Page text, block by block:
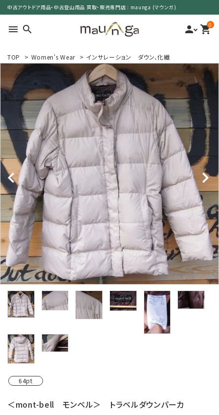
中古アウトドア用品・中古登山用品 買取・販売専門店 : maunga (マウンガ)
menu search person 0
shopping_cart
search
カテゴリーで選ぶ
サイズで選ぶ
特集で選ぶ
価格で選ぶ
買取案内
レンタル・修理
店舗情報
POLICY
INFORMATION
ACCOUNT MENU
meeting_room ログイン
TOP > Women's Wear > インサレーション ダウン、化繊
64pt
＜mont-bell モンベル＞ トラベルダウンパーカ